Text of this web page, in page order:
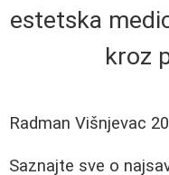
estetska
kroz
Radman Višnjevac
Saznajte sve o